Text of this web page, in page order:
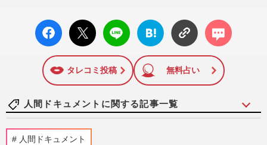
facebo
ok い
X ポス
ト
LINE
はてな
ブック
に追加
コメン
ト
タレコミ投稿 無料占い
人間ドキュメントに関する記事一覧
人間ドキュメント